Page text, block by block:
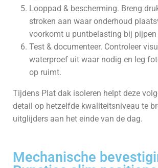
Looppad & bescherming. Breng
stroken aan waar onderhoud
voorkomt u puntbelasting bij pijpen
Test & documenteer. Controleer
waterproef uit waar nodig en leg
op ruimt.
Tijdens Plat dak isoleren helpt deze
detail op hetzelfde kwaliteitsniveau te
uitglijders aan het einde van de dag.
Mechanische